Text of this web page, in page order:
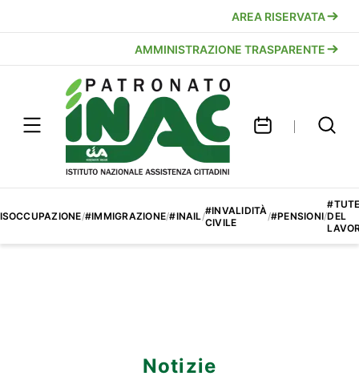
AREA RISERVATA
AMMINISTRAZIONE TRASPARENTE
/#IMMIGRAZIONE/#INAIL/#INVALIDITÀ
CIVILE
/#PENSIONI/DEL
Notizie